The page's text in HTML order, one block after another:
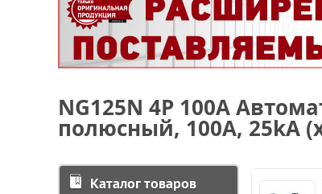
NG125N 4Р 100А
полюсный, 100А, 25kA
Каталог товаров